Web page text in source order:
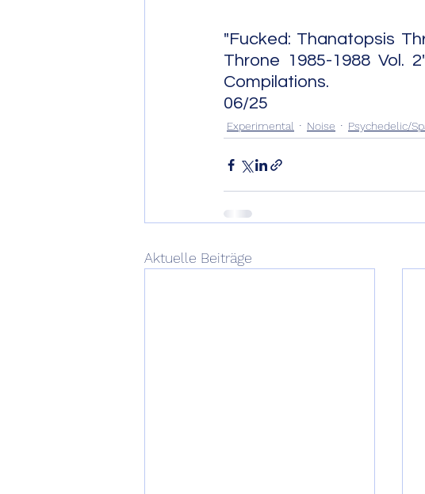
"Fucked: Thanatopsis
Throne 1985-1988 Vol.
06/25
Experimental Noise Psychedelic/
Aktuelle Beiträge